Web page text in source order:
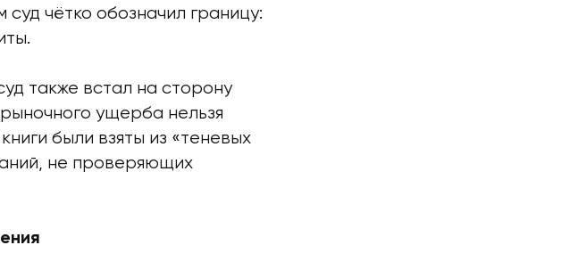
чётко обозначил границу:
также встал на сторону
ущерба нельзя
были взяты из «теневых
не проверяющих